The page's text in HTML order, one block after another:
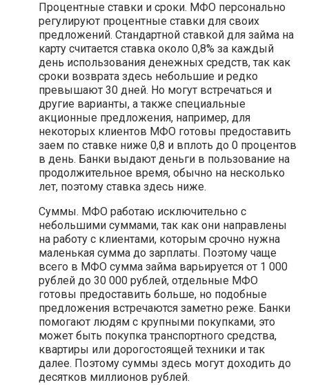
Процентные ставки и сроки. МФО персонально
регулируют процентные ставки для своих
предложений. Стандартной ставкой для займа на
карту считается ставка около 0,8% за каждый
день использования денежных средств, так как
сроки возврата здесь небольшие и редко
превышают 30 дней. Но могут встречаться и
другие варианты, а также специальные
акционные предложения, например, для
некоторых клиентов МФО готовы предоставить
заем по ставке ниже 0,8 и вплоть до 0 процентов
в день. Банки выдают деньги в пользование на
продолжительное время, обычно на несколько
лет, поэтому ставка здесь ниже.
Суммы. МФО работаю исключительно с
небольшими суммами, так как они направлены
на работу с клиентами, которым срочно нужна
маленькая сумма до зарплаты. Поэтому чаще
всего в МФО сумма займа варьируется от 1 000
рублей до 30 000 рублей, отдельные МФО
готовы предоставить больше, но подобные
предложения встречаются заметно реже. Банки
помогают людям с крупными покупками, это
может быть покупка транспортного средства,
квартиры или дорогостоящей техники и так
далее. Поэтому суммы здесь могут доходить до
десятков миллионов рублей.